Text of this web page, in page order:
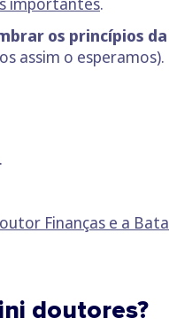
os princípios da
assim o esperamos).
.
Finanças e a Bata
doutores?